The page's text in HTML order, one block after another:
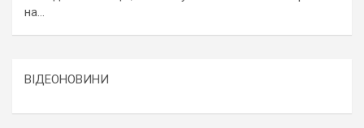
на…
ВІДЕОНОВИНИ